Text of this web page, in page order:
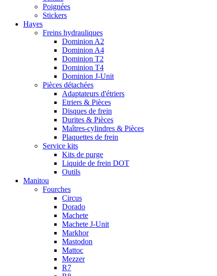
Poignées
Stickers
Hayes
Freins hydrauliques
Dominion A2
Dominion A4
Dominion T2
Dominion T4
Dominion J-Unit
Pièces détachées
Adaptateurs d'étriers
Etriers & Pièces
Disques de frein
Durites & Pièces
Maîtres-cylindres & Pièces
Plaquettes de frein
Service kits
Kits de purge
Liquide de frein DOT
Outils
Manitou
Fourches
Circus
Dorado
Machete
Machete J-Unit
Markhor
Mastodon
Mattoc
Mezzer
R7